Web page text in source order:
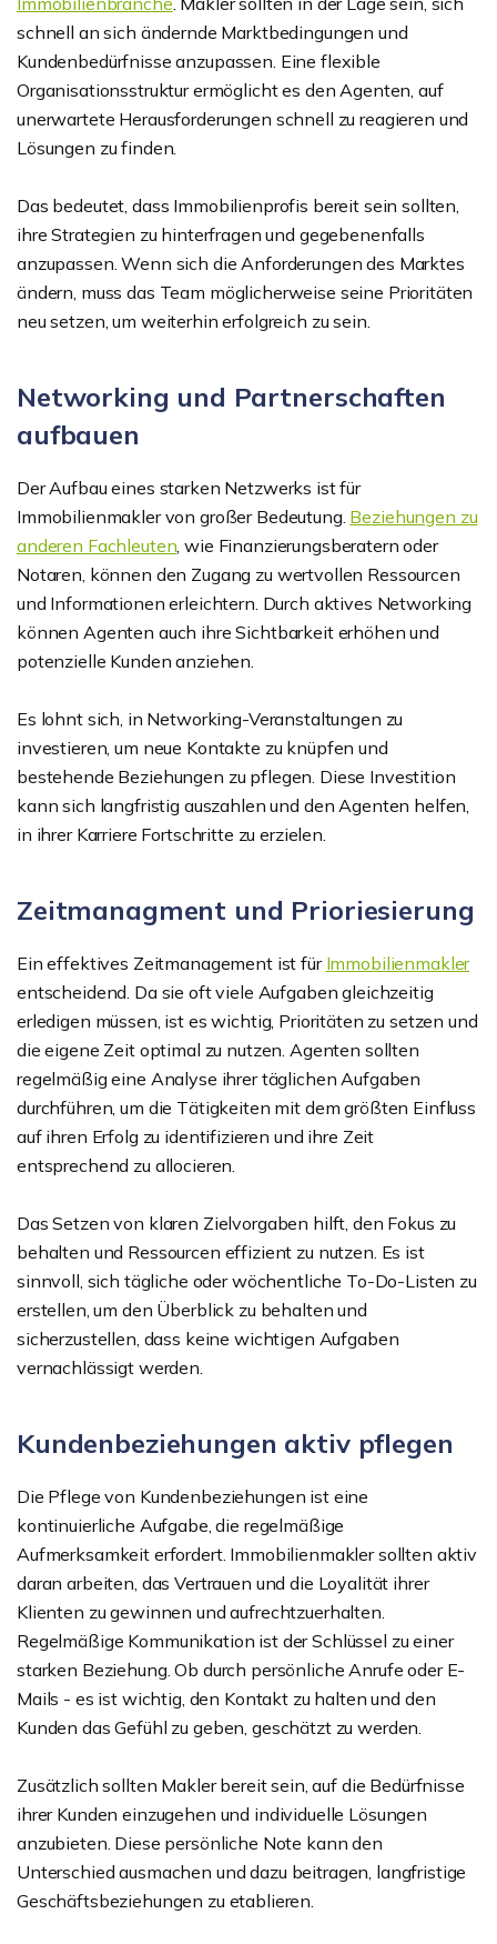
schnell an sich ändernde Marktbedingungen und
Kundenbedürfnisse anzupassen. Eine flexible
Organisationsstruktur ermöglicht es den Agenten, auf
unerwartete Herausforderungen schnell zu reagieren und
Lösungen zu finden.
Das bedeutet, dass Immobilienprofis bereit sein sollten,
ihre Strategien zu hinterfragen und gegebenenfalls
anzupassen. Wenn sich die Anforderungen des Marktes
ändern, muss das Team möglicherweise seine Prioritäten
neu setzen, um weiterhin erfolgreich zu sein.
Networking und Partnerschaften
aufbauen
Der Aufbau eines starken Netzwerks ist für
Immobilienmakler von großer Bedeutung. Beziehungen zu
anderen Fachleuten, wie Finanzierungsberatern oder
Notaren, können den Zugang zu wertvollen Ressourcen
und Informationen erleichtern. Durch aktives Networking
können Agenten auch ihre Sichtbarkeit erhöhen und
potenzielle Kunden anziehen.
Es lohnt sich, in Networking-Veranstaltungen zu
investieren, um neue Kontakte zu knüpfen und
bestehende Beziehungen zu pflegen. Diese Investition
kann sich langfristig auszahlen und den Agenten helfen,
in ihrer Karriere Fortschritte zu erzielen.
Zeitmanagment und Prioriesierung
Ein effektives Zeitmanagement ist für Immobilienmakler
entscheidend. Da sie oft viele Aufgaben gleichzeitig
erledigen müssen, ist es wichtig, Prioritäten zu setzen und
die eigene Zeit optimal zu nutzen. Agenten sollten
regelmäßig eine Analyse ihrer täglichen Aufgaben
durchführen, um die Tätigkeiten mit dem größten Einfluss
auf ihren Erfolg zu identifizieren und ihre Zeit
entsprechend zu allocieren.
Das Setzen von klaren Zielvorgaben hilft, den Fokus zu
behalten und Ressourcen effizient zu nutzen. Es ist
sinnvoll, sich tägliche oder wöchentliche To-Do-Listen zu
erstellen, um den Überblick zu behalten und
sicherzustellen, dass keine wichtigen Aufgaben
vernachlässigt werden.
Kundenbeziehungen aktiv pflegen
Die Pflege von Kundenbeziehungen ist eine
kontinuierliche Aufgabe, die regelmäßige
Aufmerksamkeit erfordert. Immobilienmakler sollten aktiv
daran arbeiten, das Vertrauen und die Loyalität ihrer
Klienten zu gewinnen und aufrechtzuerhalten.
Regelmäßige Kommunikation ist der Schlüssel zu einer
starken Beziehung. Ob durch persönliche Anrufe oder E-
Mails - es ist wichtig, den Kontakt zu halten und den
Kunden das Gefühl zu geben, geschätzt zu werden.
Zusätzlich sollten Makler bereit sein, auf die Bedürfnisse
ihrer Kunden einzugehen und individuelle Lösungen
anzubieten. Diese persönliche Note kann den
Unterschied ausmachen und dazu beitragen, langfristige
Geschäftsbeziehungen zu etablieren.